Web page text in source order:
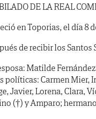
DE LA REAL
en Toporias, el día 8
de recibir los
Matilde
políticas: Carmen Mier,
Javier, Lorena, Clara,
(†) y Amparo;